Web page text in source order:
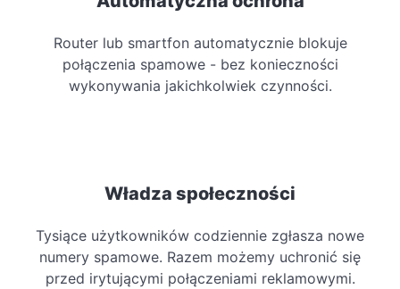
Router lub smartfon automatycznie blokuje
połączenia spamowe - bez konieczności
wykonywania jakichkolwiek czynności.
Władza społeczności
Tysiące użytkowników codziennie zgłasza nowe
numery spamowe. Razem możemy uchronić się
przed irytującymi połączeniami reklamowymi.